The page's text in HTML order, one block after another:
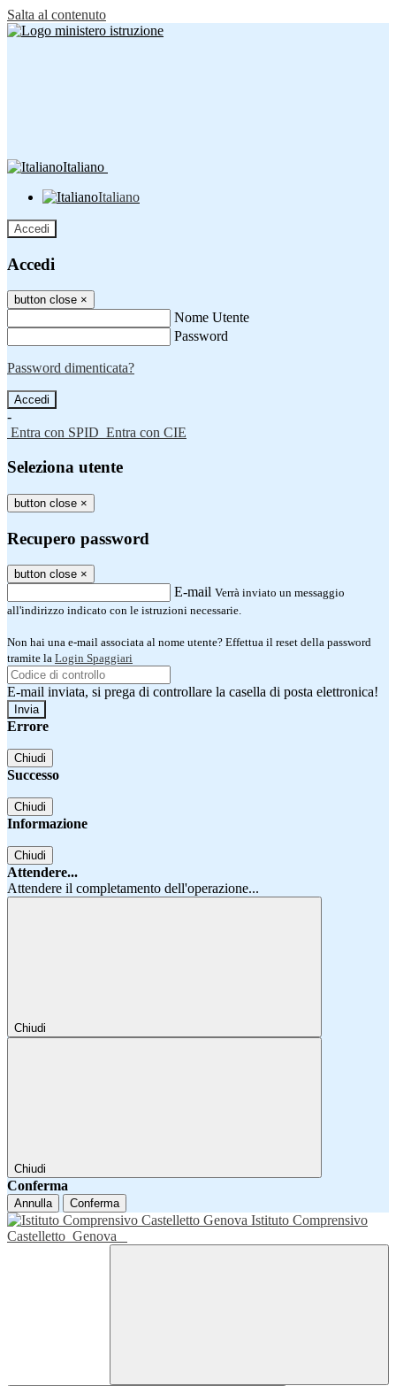
Salta al contenuto
Italiano
Italiano
Accedi
Accedi
button close ×
Nome Utente
Password
Password dimenticata?
-
Entra con SPID Entra con CIE
Seleziona utente
button close ×
Recupero password
button close ×
E-mail Verrà inviato un messaggio
all'indirizzo indicato con le istruzioni necessarie.
Non hai una e-mail associata al nome utente? Effettua il reset della password
tramite la Login Spaggiari
E-mail inviata, si prega di controllare la casella di posta elettronica!
Errore
Chiudi
Successo
Chiudi
Informazione
Chiudi
Attendere...
Attendere il completamento dell'operazione...
Chiudi
Chiudi
Conferma
Annulla Conferma
Istituto Comprensivo
Castelletto Genova